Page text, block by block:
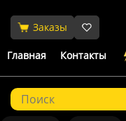
Заказы
Главная Контакты